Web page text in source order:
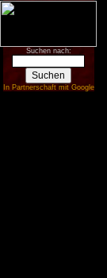
Suchen nach:
In Partnerschaft mit Google